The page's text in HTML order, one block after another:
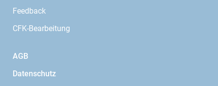
Feedback
CFK-Bearbeitung
AGB
Datenschutz